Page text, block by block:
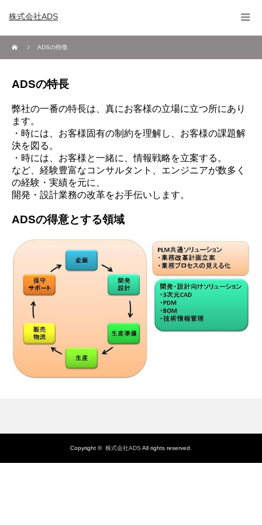
株式会社ADS
ADSの特徴
ADSの特長
弊社の一番の特長は、真にお客様の立場に立つ所にあり
ます。
・時には、お客様固有の制約を理解し、お客様の課題解
決を図る。
・時には、お客様と一緒に、情報戦略を立案する。
など、経験豊富なコンサルタント、エンジニアが数多く
の経験・実績を元に、
開発・設計業務の改革をお手伝いします。
ADSの得意とする領域
Copyright © 株式会社ADS All rights reserved.